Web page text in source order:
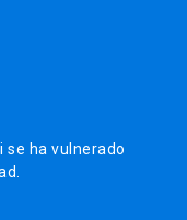
se ha vulnerado